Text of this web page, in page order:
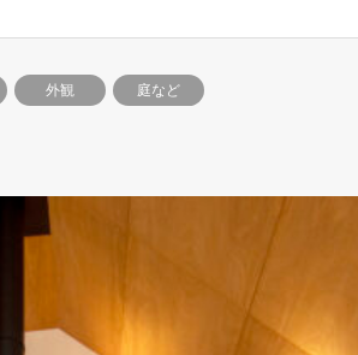
外観 庭など